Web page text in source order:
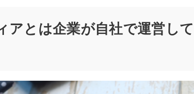
アとは企業が自社で運営して